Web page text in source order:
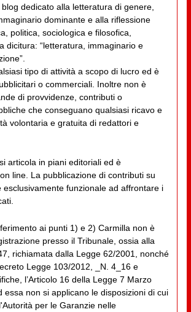
dedicato alla letteratura di genere,
dominante e alla riflessione
politica, sociologica e filosofica,
dicitura: “letteratura, immaginario e
tipo di attività a scopo di lucro ed è
o commerciali. Inoltre non è
di provvidenze, contributi o
che conseguano qualsiasi ricavo e
volontaria e gratuita di redattori e
articola in piani editoriali ed è
line. La pubblicazione di contributi su
esclusivamente funzionale ad affrontare i
ai punti 1) e 2) Carmilla non è
presso il Tribunale, ossia alla
richiamata dalla Legge 62/2001, nonché
Legge 103/2012, _N. 4_16 e
l’Articolo 16 della Legge 7 Marzo
essa non si applicano le disposizioni di cui
per le Garanzie nelle